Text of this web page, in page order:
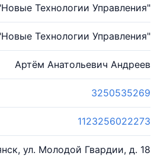
Технологии Управления"
Технологии Управления"
Артём Анатольевич Андреев
3250535269
1123256022273
ул. Молодой Гвардии, д. 18